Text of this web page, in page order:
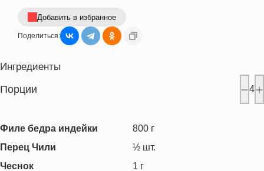
Добавить в избранное
Поделиться:
Ингредиенты
Порции 4
Филе бедра индейки 800 г
Перец Чили
½ шт.
Чеснок
1 г